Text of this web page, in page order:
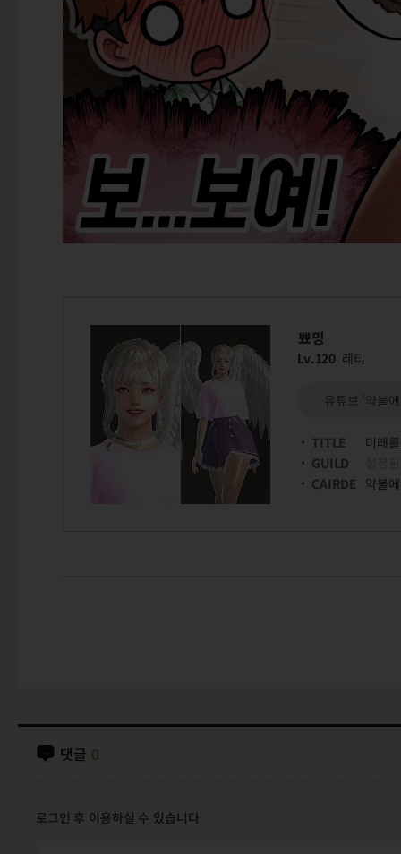
뾰밍
Lv.120 레티
유튜브 '약불
TITLE
미래
GUILD
CAIRDE 약불
댓글 0
로그인 후 이용하실 수 있습니다